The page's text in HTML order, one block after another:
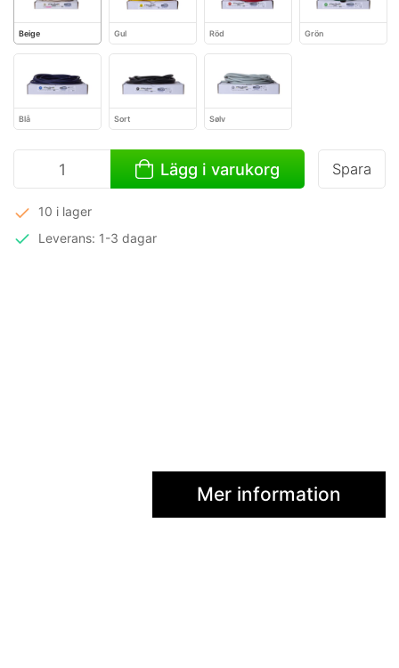
Beige Gul Röd Grön
Blå Sort Sølv
Lägg i varukorg Spara
10 i lager
Leverans: 1-3 dagar
Mer information